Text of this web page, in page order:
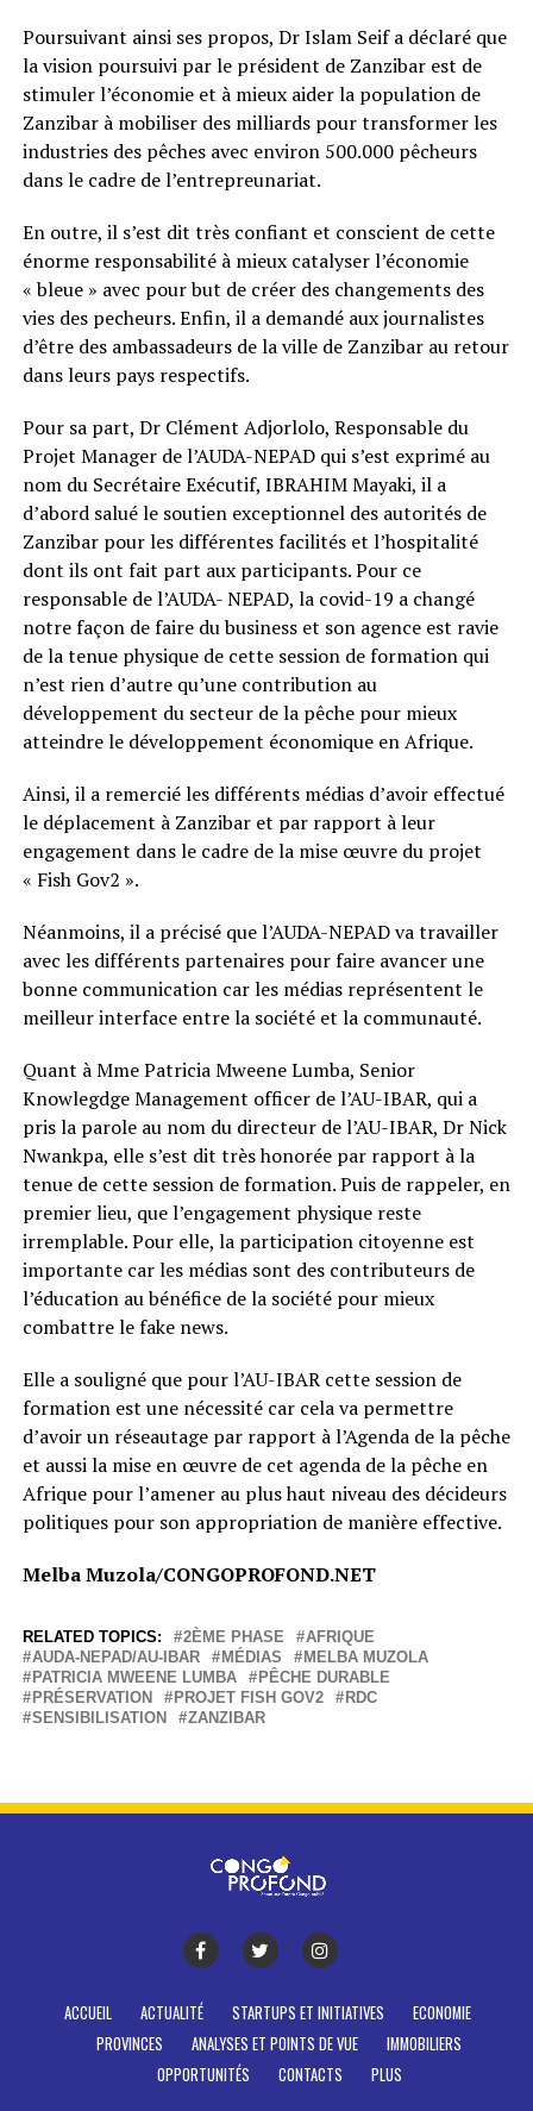
Poursuivant ainsi ses propos, Dr Islam Seif a déclaré que
la vision poursuivi par le président de Zanzibar est de
stimuler l’économie et à mieux aider la population de
Zanzibar à mobiliser des milliards pour transformer les
industries des pêches avec environ 500.000 pêcheurs
dans le cadre de l’entrepreunariat.
En outre, il s’est dit très confiant et conscient de cette
énorme responsabilité à mieux catalyser l’économie
« bleue » avec pour but de créer des changements des
vies des pecheurs. Enfin, il a demandé aux journalistes
d’être des ambassadeurs de la ville de Zanzibar au retour
dans leurs pays respectifs.
Pour sa part, Dr Clément Adjorlolo, Responsable du
Projet Manager de l’AUDA-NEPAD qui s’est exprimé au
nom du Secrétaire Exécutif, IBRAHIM Mayaki, il a
d’abord salué le soutien exceptionnel des autorités de
Zanzibar pour les différentes facilités et l’hospitalité
dont ils ont fait part aux participants. Pour ce
responsable de l’AUDA- NEPAD, la covid-19 a changé
notre façon de faire du business et son agence est ravie
de la tenue physique de cette session de formation qui
n’est rien d’autre qu’une contribution au
développement du secteur de la pêche pour mieux
atteindre le développement économique en Afrique.
Ainsi, il a remercié les différents médias d’avoir effectué
le déplacement à Zanzibar et par rapport à leur
engagement dans le cadre de la mise œuvre du projet
« Fish Gov2 ».
Néanmoins, il a précisé que l’AUDA-NEPAD va travailler
avec les différents partenaires pour faire avancer une
bonne communication car les médias représentent le
meilleur interface entre la société et la communauté.
Quant à Mme Patricia Mweene Lumba, Senior
Knowlegdge Management officer de l’AU-IBAR, qui a
pris la parole au nom du directeur de l’AU-IBAR, Dr Nick
Nwankpa, elle s’est dit très honorée par rapport à la
tenue de cette session de formation. Puis de rappeler, en
premier lieu, que l’engagement physique reste
irremplable. Pour elle, la participation citoyenne est
importante car les médias sont des contributeurs de
l’éducation au bénéfice de la société pour mieux
combattre le fake news.
Elle a souligné que pour l’AU-IBAR cette session de
formation est une nécessité car cela va permettre
d’avoir un réseautage par rapport à l’Agenda de la pêche
et aussi la mise en œuvre de cet agenda de la pêche en
Afrique pour l’amener au plus haut niveau des décideurs
politiques pour son appropriation de manière effective.
Melba Muzola/CONGOPROFOND.NET
RELATED TOPICS: 2ÈME PHASE
AFRIQUE
AUDA-NEPAD/AU-IBAR
MÉDIAS
MELBA MUZOLA
PATRICIA MWEENE LUMBA
PÊCHE DURABLE
PRÉSERVATION
PROJET FISH GOV2
RDC
SENSIBILISATION
ZANZIBAR
ACCUEIL ACTUALITÉ STARTUPS ET INITIATIVES
ECONOMIE
PROVINCES
ANALYSES ET POINTS DE VUE
IMMOBILIERS
OPPORTUNITÉS
CONTACTS PLUS